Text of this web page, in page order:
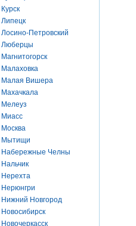
Курск
Липецк
Лосино-Петровский
Люберцы
Магнитогорск
Малаховка
Малая Вишера
Махачкала
Мелеуз
Миасс
Москва
Мытищи
Набережные Челны
Нальчик
Нерехта
Нерюнгри
Нижний Новгород
Новосибирск
Новочеркасск